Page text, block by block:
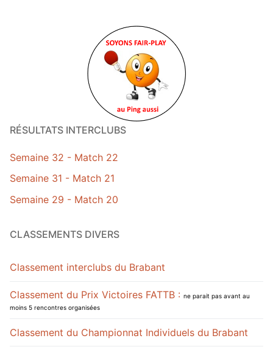
RÉSULTATS INTERCLUBS
Semaine 32 - Match 22
Semaine 31 - Match 21
Semaine 29 - Match 20
CLASSEMENTS DIVERS
Classement interclubs du Brabant
Classement du Prix Victoires FATTB : ne parait pas avant au
moins 5 rencontres organisées
Classement du Championnat Individuels du Brabant